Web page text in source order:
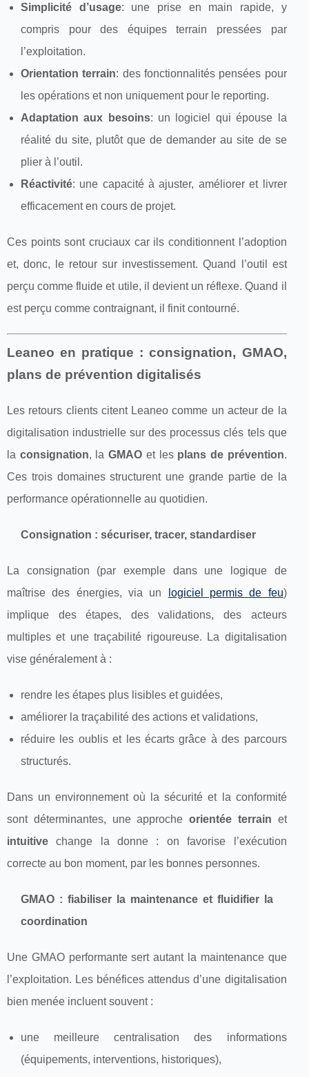
Simplicité d’usage: une prise en main rapide, y
compris pour des équipes terrain pressées par
l’exploitation.
Orientation terrain: des fonctionnalités pensées pour
les opérations et non uniquement pour le reporting.
Adaptation aux besoins: un logiciel qui épouse la
réalité du site, plutôt que de demander au site de se
plier à l’outil.
Réactivité: une capacité à ajuster, améliorer et livrer
efficacement en cours de projet.
Ces points sont cruciaux car ils conditionnent l’adoption
et, donc, le retour sur investissement. Quand l’outil est
perçu comme fluide et utile, il devient un réflexe. Quand il
est perçu comme contraignant, il finit contourné.
Leaneo en pratique : consignation, GMAO,
plans de prévention digitalisés
Les retours clients citent Leaneo comme un acteur de la
digitalisation industrielle sur des processus clés tels que
la consignation, laGMAO et les plans de prévention.
Ces trois domaines structurent une grande partie de la
performance opérationnelle au quotidien.
Consignation : sécuriser, tracer, standardiser
La consignation (par exemple dans une logique de
maîtrise des énergies, via un
logiciel permis de feu)
implique des étapes, des validations, des acteurs
multiples et une traçabilité rigoureuse. La digitalisation
vise généralement à :
rendre les étapes plus lisibles et guidées,
améliorer la traçabilité des actions et validations,
réduire les oublis et les écarts grâce à des parcours
structurés.
Dans un environnement où la sécurité et la conformité
sont déterminantes, une approcheorientée terrain et
intuitive change la donne : on favorise l’exécution
correcte au bon moment, par les bonnes personnes.
GMAO : fiabiliser la maintenance et fluidifier la
coordination
Une GMAO performante sert autant la maintenance que
l’exploitation. Les bénéfices attendus d’une digitalisation
bien menée incluent souvent :
une meilleure centralisation des informations
(équipements, interventions, historiques),